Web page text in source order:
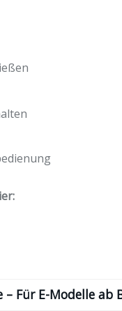
Für E-Modelle ab